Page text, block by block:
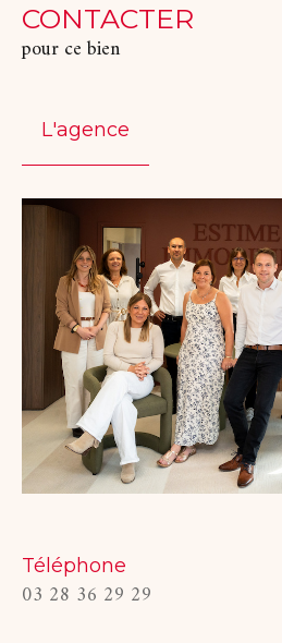
CONTACTER
pour ce bien
L'agence
Téléphone
03 28 36 29 29